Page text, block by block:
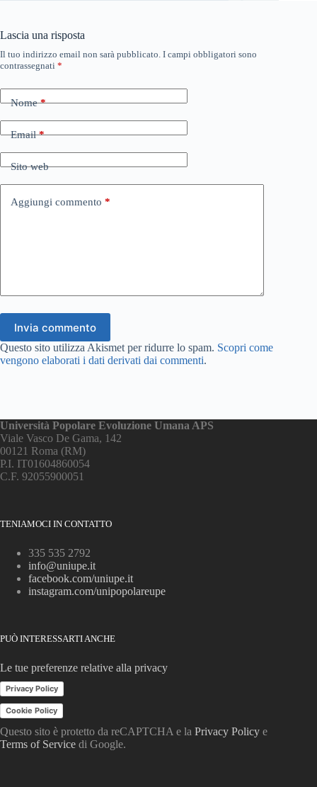
Lascia una risposta
Il tuo indirizzo email non sarà pubblicato. I campi obbligatori sono
contrassegnati *
Nome*
Email*
Sito web
Aggiungi commento *
Invia commento
Questo sito utilizza Akismet per ridurre lo spam. Scopri come
vengono elaborati i dati derivati dai commenti.
Università Popolare Evoluzione Umana APS
Viale Vasco De Gama, 142
00121 Roma (RM)
P.I. IT01604860054
C.F. 92055900051
TENIAMOCI IN CONTATTO
335 535 2792
info@uniupe.it
facebook.com/uniupe.it
instagram.com/unipopolareupe
PUÒ INTERESSARTI ANCHE
Le tue preferenze relative alla privacy
Privacy Policy
Cookie Policy
Questo sito è protetto da reCAPTCHA e la Privacy Policy e
Terms of Service di Google.